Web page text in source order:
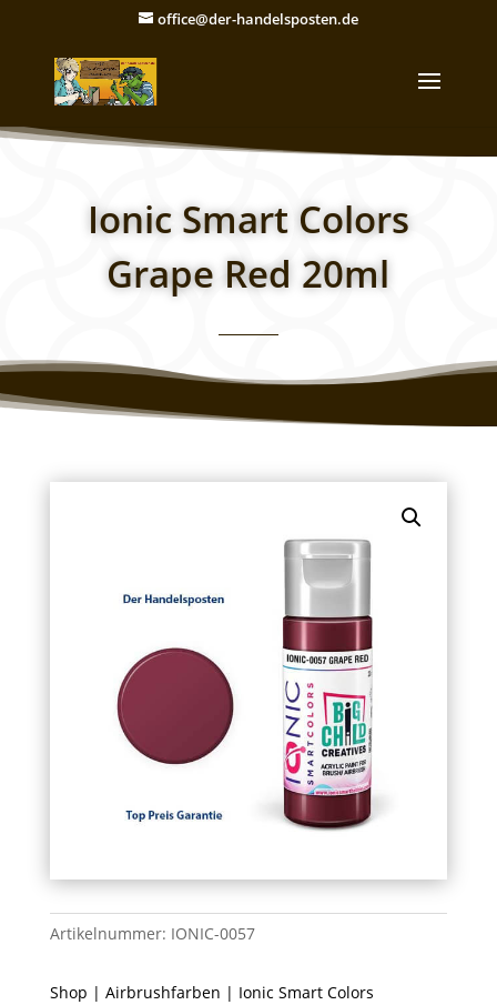
office@der-handelsposten.de
Ionic Smart Colors
Grape Red 20ml
Artikelnummer: IONIC-0057
Shop | Airbrushfarben | Ionic Smart Colors